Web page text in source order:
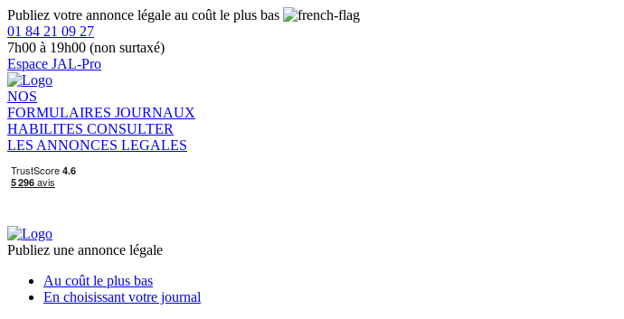
Publiez votre annonce légale au coût le plus bas
01 84 21 09 27
7h00 à 19h00 (non surtaxé)
Espace JAL-Pro
NOS
FORMULAIRES JOURNAUX
HABILITES CONSULTER
LES ANNONCES LEGALES
Publiez une annonce légale
Au coût le plus bas
En choisissant votre journal